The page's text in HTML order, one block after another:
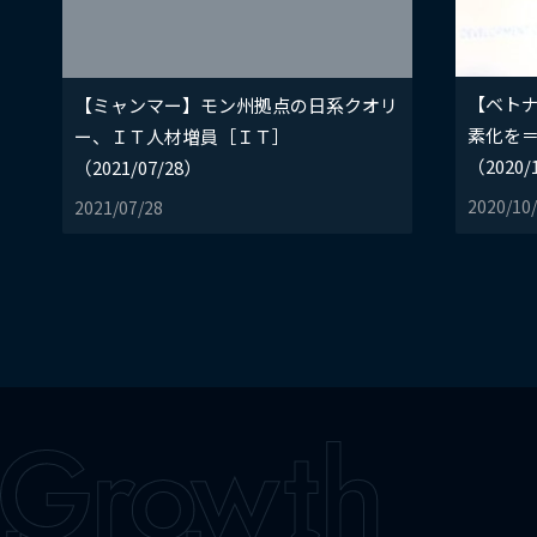
【ミャンマー】モン州拠点の日系クオリ
ー、ＩＴ人材増員［ＩＴ］
（2021/07/28）
2021/07/28
【ベト
素化を
（2020/
2020/